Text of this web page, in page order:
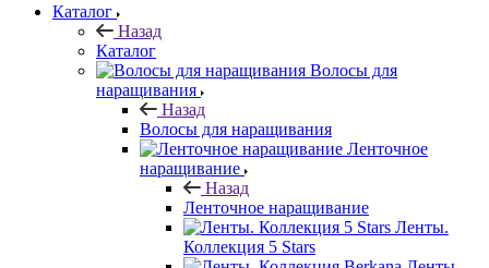
Каталог
Назад
Каталог
Волосы для
наращивания
Назад
Волосы для наращивания
Ленточное
наращивание
Назад
Ленточное наращивание
Ленты.
Коллекция 5 Stars